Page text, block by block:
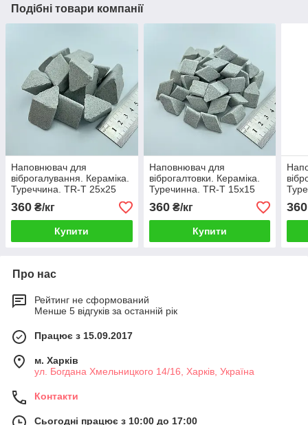
Подібні товари компанії
Наповнювач для
віброгалування. Кераміка.
Туреччина. TR-T 25x25
мм
360 ₴/кг
Купити
Наповнювач для
віброгалтовки. Кераміка.
Туречинна. TR-T 15x15
мм
360₴/кг
Купити
мм
360
Про нас
Рейтинг не сформований
Менше 5 відгуків за останній рік
Працює з 15.09.2017
м. Харків
ул. Богдана Хмельницкого 14/16, Харків, Україна
Контакти
Сьогодні працює з 10:00 до 17:00